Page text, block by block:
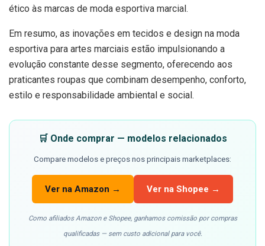
ético às marcas de moda esportiva marcial.
Em resumo, as inovações em tecidos e design na moda
esportiva para artes marciais estão impulsionando a
evolução constante desse segmento, oferecendo aos
praticantes roupas que combinam desempenho, conforto,
estilo e responsabilidade ambiental e social.
🛒 Onde comprar — modelos relacionados
Compare modelos e preços nos principais marketplaces:
Ver na Amazon → Ver na Shopee →
Como afiliados Amazon e Shopee, ganhamos comissão por compras
qualificadas — sem custo adicional para você.